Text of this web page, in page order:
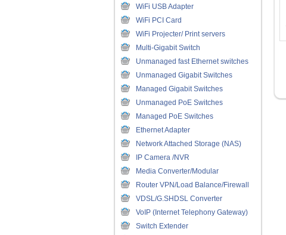
WiFi USB Adapter
WiFi PCI Card
WiFi Projecter/ Print servers
Multi-Gigabit Switch
Unmanaged fast Ethernet switches
Unmanaged Gigabit Switches
Managed Gigabit Switches
Unmanaged PoE Switches
Managed PoE Switches
Ethernet Adapter
Network Attached Storage (NAS)
IP Camera /NVR
Media Converter/Modular
Router VPN/Load Balance/Firewall
VDSL/G.SHDSL Converter
VoIP (Internet Telephony Gateway)
Switch Extender